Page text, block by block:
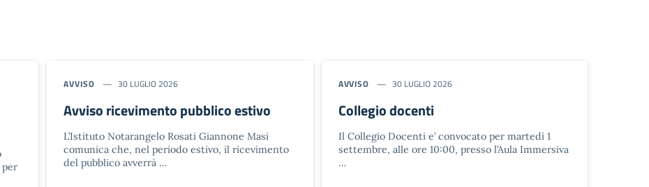
per
AVVISO 30 LUGLIO 2026
Avviso ricevimento pubblico estivo
L’Istituto Notarangelo Rosati Giannone Masi
comunica che, nel periodo estivo, il ricevimento
del pubblico avverrà …
AVVISO 30 LUGLIO 2026
Collegio docenti
Il Collegio Docenti e’ convocato per martedì 1
settembre, alle ore 10:00, presso l’Aula Immersiva
…